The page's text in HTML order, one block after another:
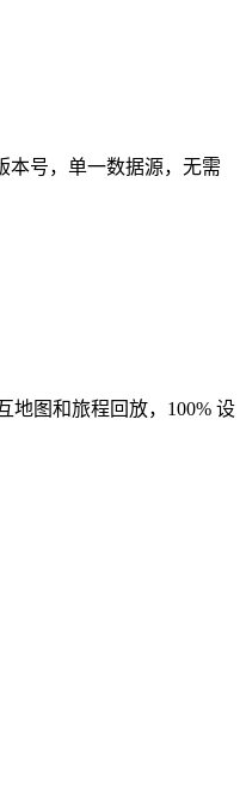
本号，单一数据源，无需
地图和旅程回放，100% 设